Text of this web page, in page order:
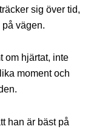
sig över tid,
vägen.
om hjärtat, inte
moment och
han är bäst på